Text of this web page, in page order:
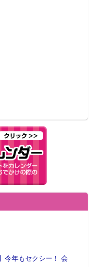
今年もセクシー！ 会